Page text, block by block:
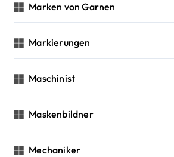
Marken von Garnen
Markierungen
Maschinist
Maskenbildner
Mechaniker